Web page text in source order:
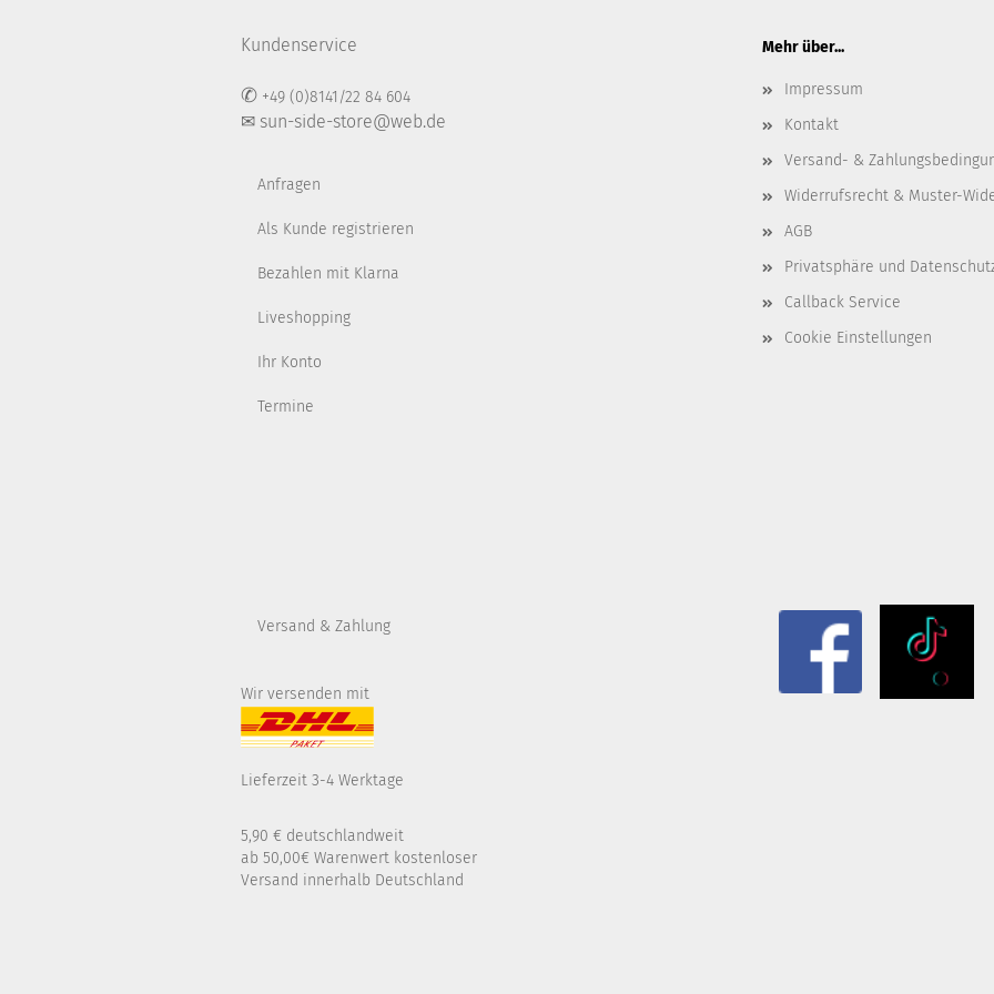
Kundenservice
✆ +49 (0)8141/22 84 604
✉ sun-side-store@web.de
Anfragen
Als Kunde registrieren
Bezahlen mit Klarna
Liveshopping
Ihr Konto
Termine
Mehr über...
Impressum
Kontakt
Versand- &
Widerrufsrecht & Muster-
AGB
Privatsphäre und
Callback Service
Cookie Einstellungen
Versand & Zahlung
Wir versenden mit
Lieferzeit 3-4 Werktage
5,90 € deutschlandweit
ab 50,00€ Warenwert kostenloser
Versand innerhalb Deutschland